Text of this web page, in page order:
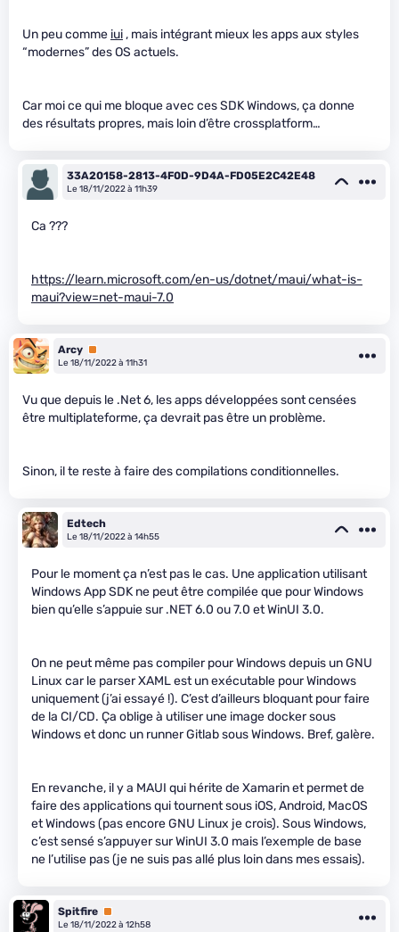
Un peu comme iui , mais intégrant mieux les apps aux styles
“modernes” des OS actuels.
Car moi ce qui me bloque avec ces SDK Windows, ça donne
des résultats propres, mais loin d’être crossplatform…
33A20158-2813-4F0D-9D4A-FD05E2C42E48
Le 18/11/2022 à 11h39
Ca ???
https://learn.microsoft.com/en-us/dotnet/maui/what-is-
maui?view=net-maui-7.0
Arcy Premium
Le 18/11/2022 à 11h31
Vu que depuis le .Net 6, les apps développées sont censées
être multiplateforme, ça devrait pas être un problème.
Sinon, il te reste à faire des compilations conditionnelles.
Edtech
Le 18/11/2022 à 14h55
Pour le moment ça n’est pas le cas. Une application utilisant
Windows App SDK ne peut être compilée que pour Windows
bien qu’elle s’appuie sur .NET 6.0 ou 7.0 et WinUI 3.0.
On ne peut même pas compiler pour Windows depuis un GNU
Linux car le parser XAML est un exécutable pour Windows
uniquement (j’ai essayé !). C’est d’ailleurs bloquant pour faire
de la CI/CD. Ça oblige à utiliser une image docker sous
Windows et donc un runner Gitlab sous Windows. Bref, galère.
En revanche, il y a MAUI qui hérite de Xamarin et permet de
faire des applications qui tournent sous iOS, Android, MacOS
et Windows (pas encore GNU Linux je crois). Sous Windows,
c’est sensé s’appuyer sur WinUI 3.0 mais l’exemple de base
ne l’utilise pas (je ne suis pas allé plus loin dans mes essais).
Spitfire Premium
Le 18/11/2022 à 12h58